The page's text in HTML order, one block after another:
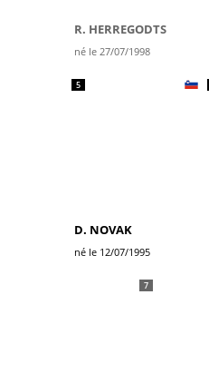
R. HERREGODTS
né le 27/07/1998
5
D. NOVAK
né le 12/07/1995
7